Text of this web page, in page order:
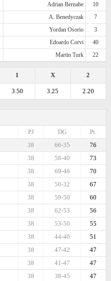
Adrian Bernabe
10
A. Benedyczak
7
Yordan Osorio
3
Edoardo Corvi
40
Martin Turk 22
2
X
1
2.20
3.25
3.50
Pt.
DG
PJ
76
66-35
38
73
58-40
38
70
69-46
38
67
50-32
38
60
59-50
38
56
62-53
38
55
53-50
38
51
44-40
38
47
47-42
38
47
41-47
38
47
38-45
38